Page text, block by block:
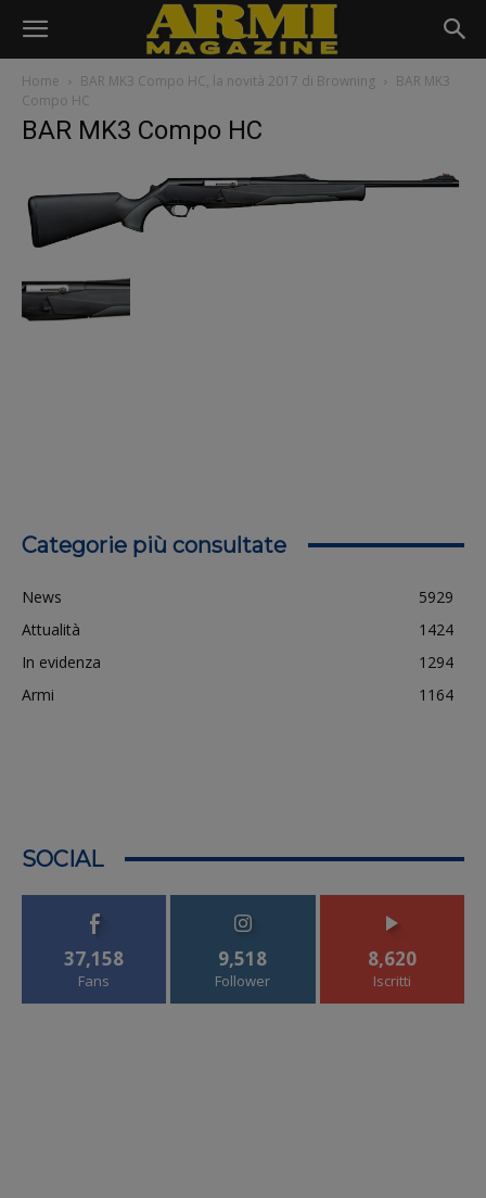
Home BAR MK3 Compo HC, la novità 2017 di Browning
BAR MK3
Compo HC
BAR MK3 Compo HC
Categorie più consultate
News
5929
Attualità
1424
In evidenza
1294
Armi
1164
SOCIAL
37,158
Fans
9,518
Follower
8,620
Iscritti